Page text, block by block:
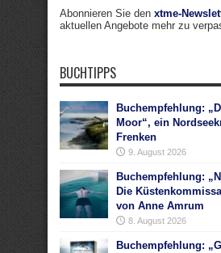
Abonnieren Sie den xtme-
aktuellen Angebote mehr zu
BUCHTIPPS
Buchempfehlung:
Moor“, ein
Frenken
9. August 2026
Buchempfehlung:
Die
von Anne Amrum
8. August 2026
Buchempfehlung: